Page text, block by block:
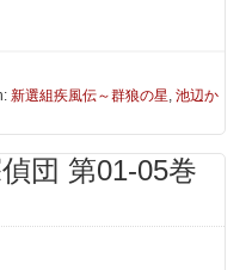
新選組疾風伝～群狼の星,池辺か
団 第01-05巻